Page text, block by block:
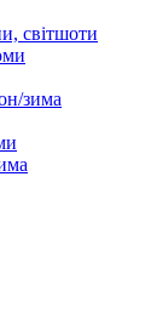
світшоти
зима